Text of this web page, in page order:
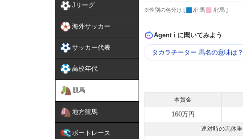
Jリーグ
海外サッカー
サッカー代表
高校年代
競馬
地方競馬
ボートレース
※性別の色分け [ :牡馬 :牝馬 ]
Agent i に聞いてみよう
タカラチーター 馬名の意味は？
本賞金
160万円
連対時の馬体重